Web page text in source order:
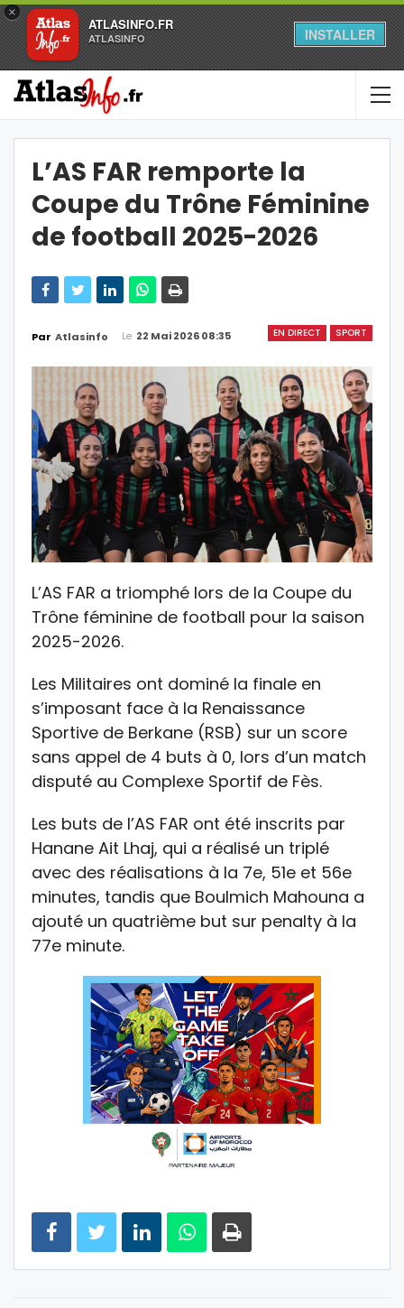
×
ATLASINFO.FR
ATLASINFO INSTALLER
L’AS FAR remporte la
Coupe du Trône Féminine
de football 2025-2026
EN DIRECT SPORT
Par Atlasinfo Le 22 Mai 2026 08:35
L’AS FAR a triomphé lors de la Coupe du
Trône féminine de football pour la saison
2025-2026.
Les Militaires ont dominé la finale en
s’imposant face à la Renaissance
Sportive de Berkane (RSB) sur un score
sans appel de 4 buts à 0, lors d’un match
disputé au Complexe Sportif de Fès.
Les buts de l’AS FAR ont été inscrits par
Hanane Ait Lhaj, qui a réalisé un triplé
avec des réalisations à la 7e, 51e et 56e
minutes, tandis que Boulmich Mahouna a
ajouté un quatrième but sur penalty à la
77e minute.